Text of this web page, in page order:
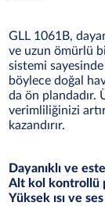
GLL 1061B,
ve uzun ömürlü
sistemi
böylece doğal
da ön plandadır.
verimliliğinizi
kazandırır.
Dayanıklı ve
Alt kol kontrollü
Yüksek ısı ve ses